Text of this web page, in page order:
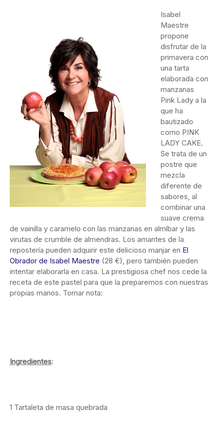
Isabel
Maestre
propone
disfrutar de la
primavera con
una tarta
elaborada con
manzanas
Pink Lady a la
que ha
bautizado
como PINK
LADY CAKE.
Se trata de un
postre que
mezcla
diferente de
sabores, al
combinar una
suave crema
de vainilla y caramelo con las manzanas en almíbar y las
virutas de crumble de almendras. Los amantes de la
repostería pueden adquirir este delicioso manjar en El
Obrador de Isabel Maestre (28 €), pero también pueden
intentar elaborarla en casa. La prestigiosa chef nos cede la
receta de este pastel para que la preparemos con nuestras
propias manos. Tomar nota:
Ingredientes:
1 Tartaleta de masa quebrada